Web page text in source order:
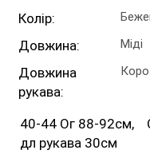
Колір:
Довжина: Міді
Довжина
рукава:
40-44 Ог 88-
дл рукава 30см